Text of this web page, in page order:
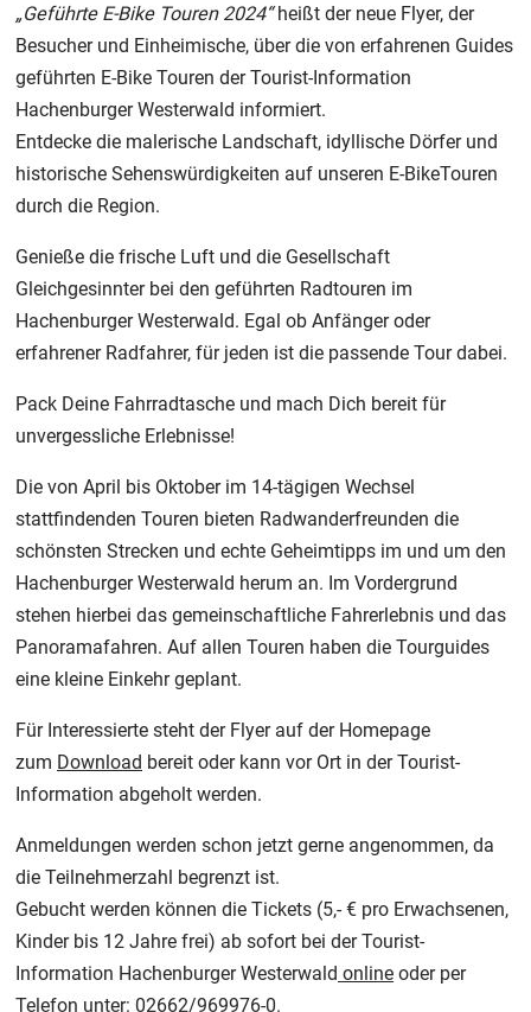
„Geführte E-Bike Touren 2024“heißt der neue Flyer, der
Besucher und Einheimische, über die von erfahrenen Guides
geführten E-Bike Touren der Tourist-Information
Hachenburger Westerwald informiert.
Entdecke die malerische Landschaft, idyllische Dörfer und
historische Sehenswürdigkeiten auf unseren E-BikeTouren
durch die Region.
Genieße die frische Luft und die Gesellschaft
Gleichgesinnter bei den geführten Radtouren im
Hachenburger Westerwald. Egal ob Anfänger oder
erfahrener Radfahrer, für jeden ist die passende Tour dabei.
Pack Deine Fahrradtasche und mach Dich bereit für
unvergessliche Erlebnisse!
Die von April bis Oktober im 14-tägigen Wechsel
stattfindenden Touren bieten Radwanderfreunden die
schönsten Strecken und echte Geheimtipps im und um den
Hachenburger Westerwald herum an. Im Vordergrund
stehen hierbei das gemeinschaftliche Fahrerlebnis und das
Panoramafahren. Auf allen Touren haben die Tourguides
eine kleine Einkehr geplant.
Für Interessierte steht der Flyer auf der Homepage
zum Download bereit oder kann vor Ort in der Tourist-
Information abgeholt werden.
Anmeldungen werden schon jetzt gerne angenommen, da
die Teilnehmerzahl begrenzt ist.
Gebucht werden können die Tickets (5,- € pro Erwachsenen,
Kinder bis 12 Jahre frei) ab sofort bei der Tourist-
Information Hachenburger Westerwald online oder per
Telefon unter: 02662/969976-0.